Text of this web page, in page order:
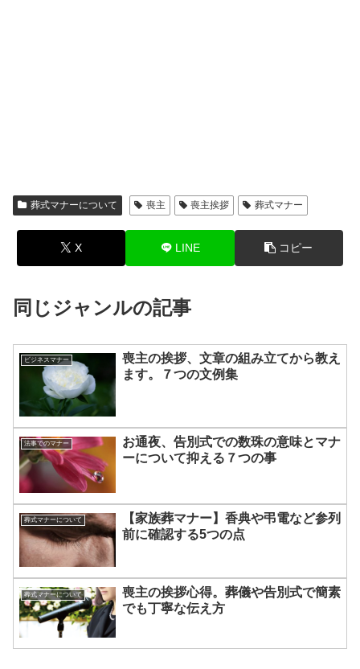
葬式マナーについて 喪主 喪主挨拶 葬式マナー
X LINE コピー
同じジャンルの記事
ビジネスマナー
喪主の挨拶、文章の組み立てから教え
ます。７つの文例集
法事でのマナー
お通夜、告別式での数珠の意味とマナ
ーについて抑える７つの事
葬式マナーについて
【家族葬マナー】香典や弔電など参列
前に確認する5つの点
葬式マナーについて
喪主の挨拶心得。葬儀や告別式で簡素
でも丁寧な伝え方